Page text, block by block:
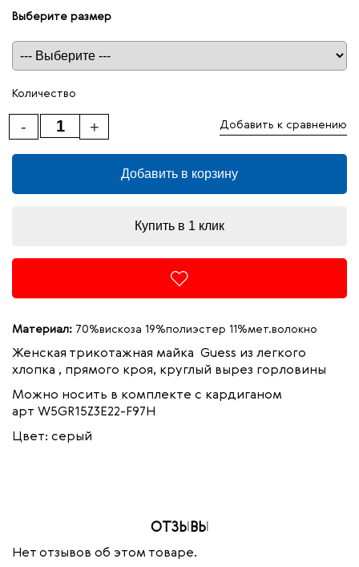
Выберите размер
Таблица размеров
Количество
+
- Добавить к сравнению
Добавить в корзину
Купить в 1 клик
Материал: 70%вискоза 19%полиэстер 11%мет.волокно
Женская трикотажная майка Guess из легкого
хлопка , прямого кроя, круглый вырез горловины
Можно носить в комплекте с кардиганом
арт W5GR15Z3E22-F97H
Цвет: серый
ОТЗЫВЫ
Нет отзывов об этом товаре.